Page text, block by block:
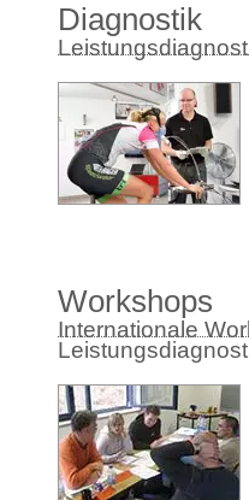
Diagnostik
Workshops
Internationale